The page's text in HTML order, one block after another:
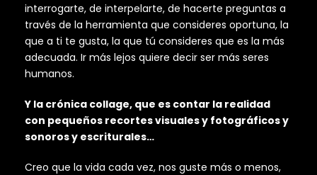
interrogarte, de interpelarte, de hacerte preguntas a
través de la herramienta que consideres oportuna, la
que a ti te gusta, la que tú consideres que es la más
adecuada. Ir más lejos quiere decir ser más seres
humanos.
Y la crónica collage, que es contar la realidad
con pequeños recortes visuales y fotográficos y
sonoros y escriturales…
Creo que la vida cada vez, nos guste más o menos,